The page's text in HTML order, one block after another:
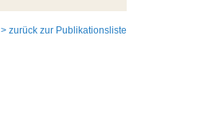
> zurück zur Publikationsliste